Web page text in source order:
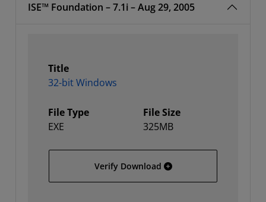
ISE™ Foundation – 7.1i – Aug 29, 2005
Title
32-bit Windows
File Type
EXE
File Size
325MB
Verify Download 32-bit Windows